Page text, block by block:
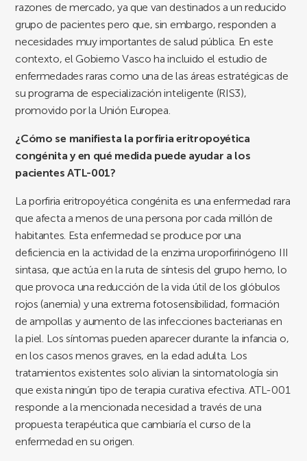
razones de mercado, ya que van destinados a un reducido
grupo de pacientes pero que, sin embargo, responden a
necesidades muy importantes de salud pública. En este
contexto, el Gobierno Vasco ha incluido el estudio de
enfermedades raras como una de las áreas estratégicas de
su programa de especialización inteligente (RIS3),
promovido por la Unión Europea.
¿Cómo se manifiesta la porfiria eritropoyética
congénita y en qué medida puede ayudar a los
pacientes ATL-001?
La porfiria eritropoyética congénita es una enfermedad rara
que afecta a menos de una persona por cada millón de
habitantes. Esta enfermedad se produce por una
deficiencia en la actividad de la enzima uroporfirinógeno III
sintasa, que actúa en la ruta de síntesis del grupo hemo, lo
que provoca una reducción de la vida útil de los glóbulos
rojos (anemia) y una extrema fotosensibilidad, formación
de ampollas y aumento de las infecciones bacterianas en
la piel. Los síntomas pueden aparecer durante la infancia o,
en los casos menos graves, en la edad adulta. Los
tratamientos existentes solo alivian la sintomatología sin
que exista ningún tipo de terapia curativa efectiva. ATL-001
responde a la mencionada necesidad a través de una
propuesta terapéutica que cambiaría el curso de la
enfermedad en su origen.